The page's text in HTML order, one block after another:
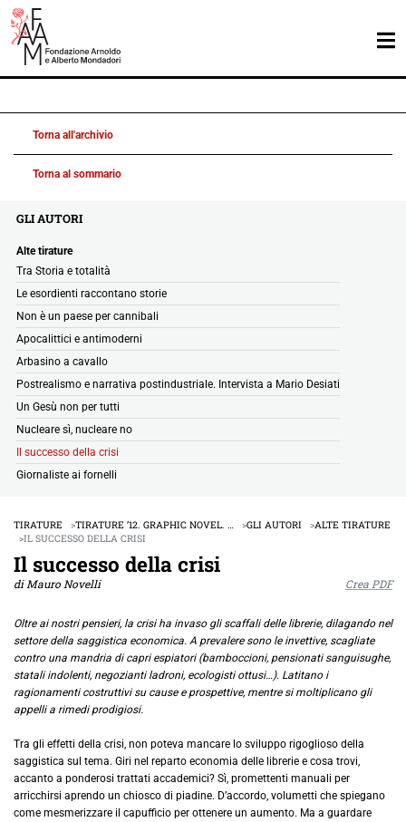
Torna all'archivio
Torna al sommario
GLI AUTORI
Alte tirature
Tra Storia e totalità
Le esordienti raccontano storie
Non è un paese per cannibali
Apocalittici e antimoderni
Arbasino a cavallo
Postrealismo e narrativa postindustriale. Intervista a Mario Desiati
Un Gesù non per tutti
Nucleare sì, nucleare no
Il successo della crisi
Giornaliste ai fornelli
TIRATURE TIRATURE ’12. GRAPHIC NOVEL. … GLI AUTORI
ALTE TIRATURE
IL SUCCESSO DELLA CRISI
Il successo della crisi
di Mauro Novelli Crea PDF
Oltre ai nostri pensieri, la crisi ha invaso gli scaffali delle librerie, dilagando nel
settore della saggistica economica. A prevalere sono le invettive, scagliate
contro una mandria di capri espiatori (bamboccioni, pensionati sanguisughe,
statali indolenti, negozianti ladroni, ecologisti ottusi…). Latitano i
ragionamenti costruttivi su cause e prospettive, mentre si moltiplicano gli
appelli a rimedi prodigiosi.
Tra gli effetti della crisi, non poteva mancare lo sviluppo rigoglioso della
saggistica sul tema. Giri nel reparto economia delle librerie e cosa trovi,
accanto a ponderosi trattati accademici? Sì, promettenti manuali per
arricchirsi aprendo un chiosco di piadine. D’accordo, volumetti che spiegano
come mesmerizzare il capufficio per ottenere un aumento. Ma a guardare